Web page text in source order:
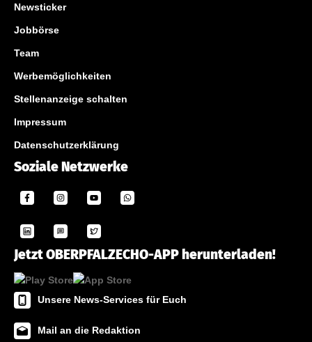
Newsticker
Jobbörse
Team
Werbemöglichkeiten
Stellenanzeige schalten
Impressum
Datenschutzerklärung
Soziale Netzwerke
Jetzt OBERPFALZECHO-APP herunterladen!
Unsere News-Services für Euch
Mail an die Redaktion